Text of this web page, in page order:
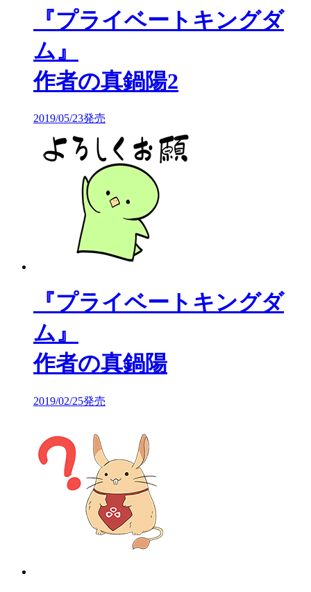
『プライベートキングダ
ム』
作者の真鍋陽2
2019/05/23発売
『プライベートキングダ
ム』
作者の真鍋陽
2019/02/25発売